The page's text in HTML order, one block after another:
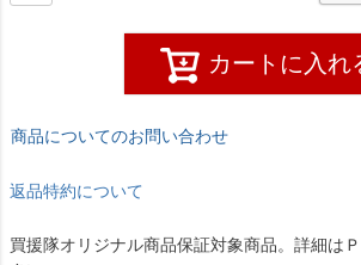
カートに入れ
商品についてのお問い合わせ
返品特約について
買援隊オリジナル商品保証対象商品。詳細は